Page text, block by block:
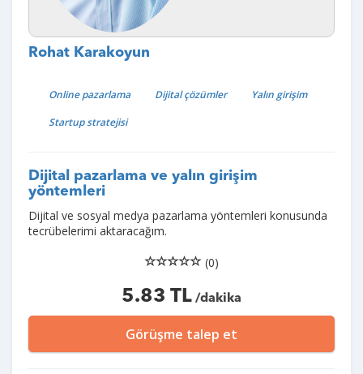
Rohat Karakoyun
Online pazarlama Dijital çözümler
Yalın girişim
Startup stratejisi
Dijital pazarlama ve yalın girişim
yöntemleri
Dijital ve sosyal medya pazarlama yöntemleri konusunda
tecrübelerimi aktaracağım.
(0)
5.83 TL /dakika
Görüşme talep et